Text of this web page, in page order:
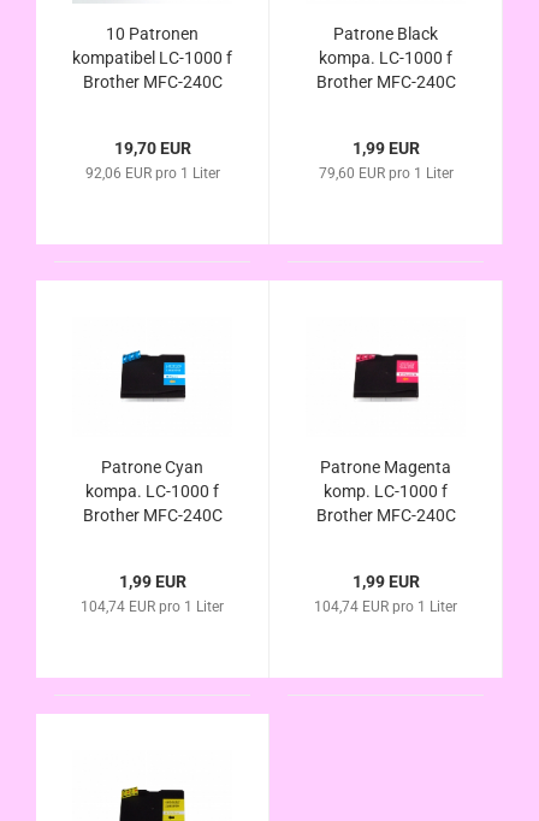
10 Patronen
kompatibel LC-1000 f
Brother MFC-240C
MFC-665CW MFC-
680CN MFC-845CW
MFC-5860CN
19,70 EUR
92,06 EUR pro 1 Liter
Patrone Black
kompa. LC-1000 f
Brother MFC-240C
MFC-665CW MFC-
680CN MFC-845CW
MFC-5860CN
1,99 EUR
79,60 EUR pro 1 Liter
Patrone Cyan
kompa. LC-1000 f
Brother MFC-240C
MFC-665CW MFC-
680CN MFC-845CW
MFC-5860CN
1,99 EUR
104,74 EUR pro 1 Liter
Patrone Magenta
komp. LC-1000 f
Brother MFC-240C
MFC-665CW MFC-
680CN MFC-845CW
MFC-5860CN
1,99 EUR
104,74 EUR pro 1 Liter